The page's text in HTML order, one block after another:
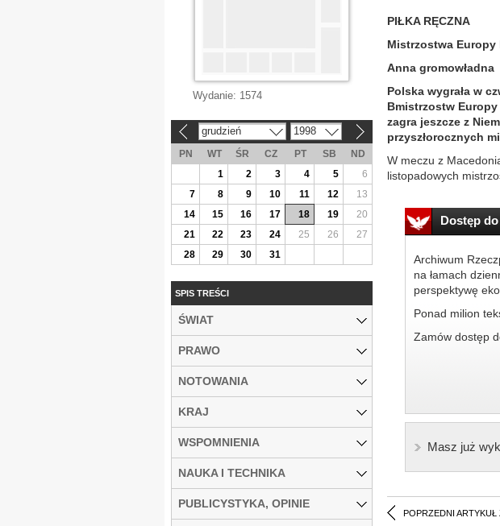
PIŁKA RĘCZNA
Mistrzostwa
Anna gromowładna
Polska wygrała w
Bmistrzostw
zagra jeszcze z
przyszłorocznych
W meczu z
listopadowych
Dostęp
Archiwum
na łamach
perspektywę
Ponad milion
Zamów dostęp
Masz już
POPRZEDNI ARTYKUŁ
Wydanie: 1574
grudzień 1998
PN WT ŚR CZ PT SB
ND
1
2 3 4 5
6
7
8 9 10 11 12
13
14
15 16 17 18 19
20
21
22 23 24 25 26
27
28
29 30 31
SPIS TREŚCI
ŚWIAT
PRAWO
NOTOWANIA
KRAJ
WSPOMNIENIA
NAUKA I TECHNIKA
PUBLICYSTYKA, OPINIE